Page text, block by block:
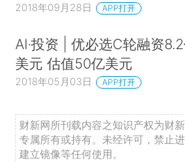
2018年09月28日 APP打开
AI·投资 | 优必选C轮融资
美元 估值50亿美元
2018年05月03日 APP打开
财新网所刊载内容之知识产权为财
专属所有或持有。未经许可，禁止
建立镜像等任何使用。